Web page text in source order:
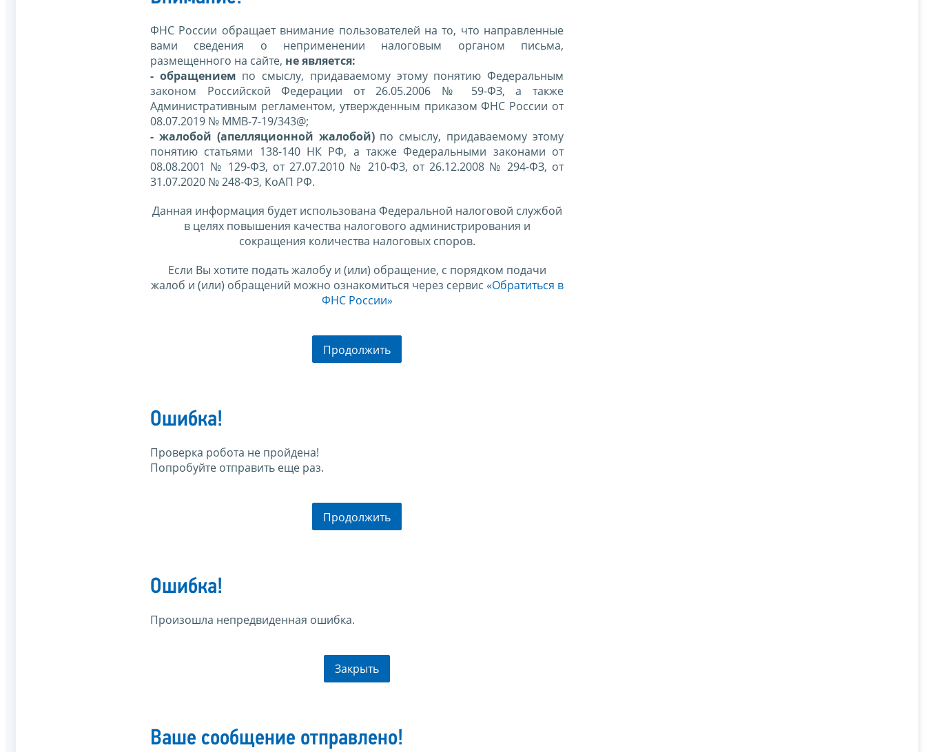
ФНС России обращает внимание пользователей на то, что направленные
вами сведения о неприменении налоговым органом письма,
размещенного на сайте, не является:
- обращением по смыслу, придаваемому этому понятию Федеральным
законом Российской Федерации от 26.05.2006 № 59-ФЗ, а также
Административным регламентом, утвержденным приказом ФНС России от
08.07.2019 № ММВ-7-19/343@;
- жалобой (апелляционной жалобой)по смыслу, придаваемому этому
понятию статьями 138-140 НК РФ, а также Федеральными законами от
08.08.2001 № 129-ФЗ, от 27.07.2010 № 210-ФЗ, от 26.12.2008 № 294-ФЗ, от
31.07.2020 № 248-ФЗ, КоАП РФ.
Данная информация будет использована Федеральной налоговой службой
в целях повышения качества налогового администрирования и
сокращения количества налоговых споров.
Если Вы хотите подать жалобу и (или) обращение, с порядком подачи
жалоб и (или) обращений можно ознакомиться через сервис «Обратиться в
ФНС России»
Продолжить
Ошибка!
Проверка робота не пройдена!
Попробуйте отправить еще раз.
Продолжить
Ошибка!
Произошла непредвиденная ошибка.
Закрыть
Ваше сообщение отправлено!